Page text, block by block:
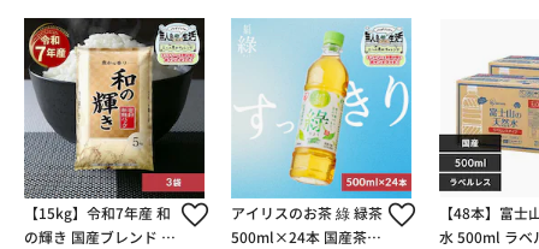
【15kg】令和7年産 和
の輝き 国産ブレンド 5
アイリスのお茶 綠 緑茶
500ml×24本 国産茶葉
【48本】富士
水 500ml ラベ